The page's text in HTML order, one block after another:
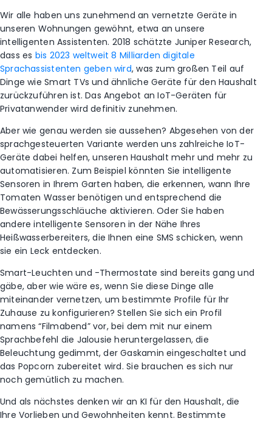
Wir alle haben uns zunehmend an vernetzte Geräte in
unseren Wohnungen gewöhnt, etwa an unsere
intelligenten Assistenten. 2018 schätzte Juniper Research,
dass es bis 2023 weltweit 8 Milliarden digitale
Sprachassistenten geben wird, was zum großen Teil auf
Dinge wie Smart TVs und ähnliche Geräte für den Haushalt
zurückzuführen ist. Das Angebot an IoT-Geräten für
Privatanwender wird definitiv zunehmen.
Aber wie genau werden sie aussehen? Abgesehen von der
sprachgesteuerten Variante werden uns zahlreiche IoT-
Geräte dabei helfen, unseren Haushalt mehr und mehr zu
automatisieren. Zum Beispiel könnten Sie intelligente
Sensoren in Ihrem Garten haben, die erkennen, wann Ihre
Tomaten Wasser benötigen und entsprechend die
Bewässerungsschläuche aktivieren. Oder Sie haben
andere intelligente Sensoren in der Nähe Ihres
Heißwasserbereiters, die Ihnen eine SMS schicken, wenn
sie ein Leck entdecken.
Smart-Leuchten und -Thermostate sind bereits gang und
gäbe, aber wie wäre es, wenn Sie diese Dinge alle
miteinander vernetzen, um bestimmte Profile für Ihr
Zuhause zu konfigurieren? Stellen Sie sich ein Profil
namens “Filmabend” vor, bei dem mit nur einem
Sprachbefehl die Jalousie heruntergelassen, die
Beleuchtung gedimmt, der Gaskamin eingeschaltet und
das Popcorn zubereitet wird. Sie brauchen es sich nur
noch gemütlich zu machen.
Und als nächstes denken wir an KI für den Haushalt, die
Ihre Vorlieben und Gewohnheiten kennt. Bestimmte